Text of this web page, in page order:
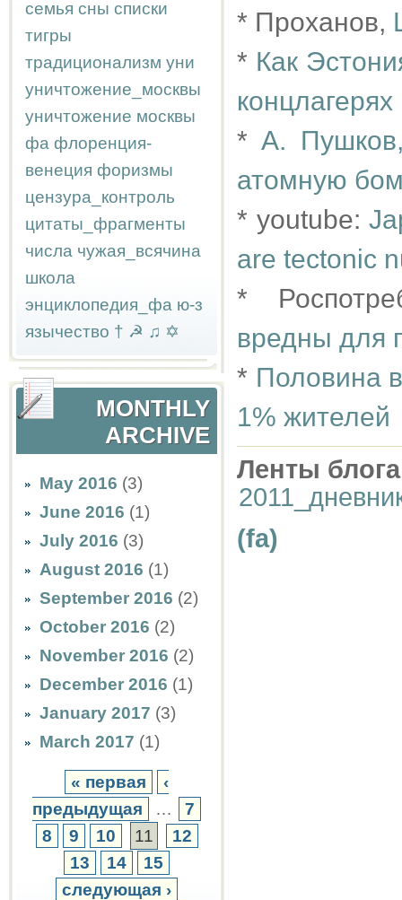
семья сны списки
тигры
традиционализм уни
уничтожение_москвы
уничтожение москвы
фа флоренция-
венеция форизмы
цензура_контроль
цитаты_фрагменты
числа чужая_всячина
школа
энциклопедия_фа ю-з
язычество † ☭ ♫ ✡
MONTHLY
ARCHIVE
May 2016 (3)
June 2016 (1)
July 2016 (3)
August 2016 (1)
September 2016 (2)
October 2016 (2)
November 2016 (2)
December 2016 (1)
January 2017 (3)
March 2017 (1)
« первая
‹
предыдущая
…
7
8
9 10 11
12
13
14
15
следующая ›
* Проханов,
* Как
концлагерях
*А.
атомную
* youtube:
are tectonic
*
вредны для
* Половина
1% жителей
Ленты
(fa)